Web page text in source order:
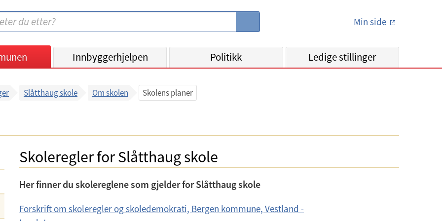
S
Min side
Innbyggerhjelpen Politikk Ledige stillinger
Slåtthaug skole Om skolen Skolens planer
Skoleregler for Slåtthaug skole
Her finner du skolereglene som gjelder for Slåtthaug skole
Forskrift om skoleregler og skoledemokrati, Bergen kommune, Vestland -